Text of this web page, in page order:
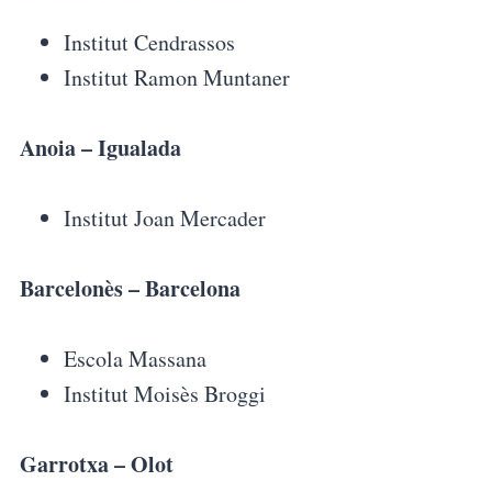
Institut Cendrassos
Institut Ramon Muntaner
Anoia – Igualada
Institut Joan Mercader
Barcelonès – Barcelona
Escola Massana
Institut Moisès Broggi
Garrotxa – Olot